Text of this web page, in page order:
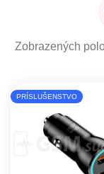
Zobrazených
Výpis
PRÍSLUŠENSTVO